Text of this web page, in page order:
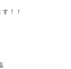
！！